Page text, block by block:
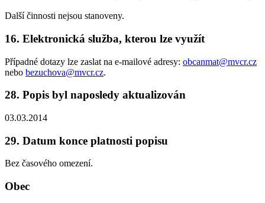
Další činnosti nejsou stanoveny.
16. Elektronická služba, kterou lze využít
Případné dotazy lze zaslat na e-mailové adresy: obcanmat@mvcr.cz
nebo bezuchova@mvcr.cz.
28. Popis byl naposledy aktualizován
03.03.2014
29. Datum konce platnosti popisu
Bez časového omezení.
Obec